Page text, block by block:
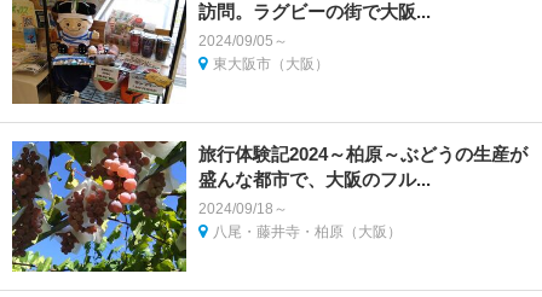
訪問。ラグビーの街で大阪...
2024/09/05～
東大阪市（大阪）
旅行体験記2024～柏原～ぶどうの生産が
盛んな都市で、大阪のフル...
2024/09/18～
八尾・藤井寺・柏原（大阪）